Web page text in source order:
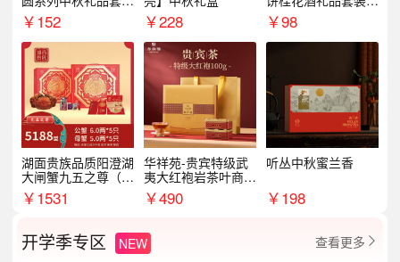
企业送客户商务伴手
礼
￥152 ￥228
AL1377
￥98
湖面贵族品质阳澄湖
大闸蟹九五之尊（卡
券）5188型
￥1531
华祥苑-贵宾特级武
夷大红袍岩茶叶商务
礼盒中秋节送长辈1
00g
￥490
听丛中秋蜜兰香
￥198
开学季专区 NEW 查看更多 